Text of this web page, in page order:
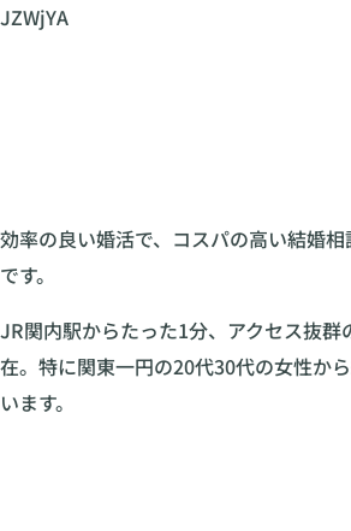
JZWjYA
効率の良い婚活で、コスパの高い結婚
です。
JR関内駅からたった1分、アクセス抜群
在。特に関東一円の20代30代の女性か
います。